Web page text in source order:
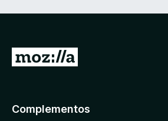
Complementos